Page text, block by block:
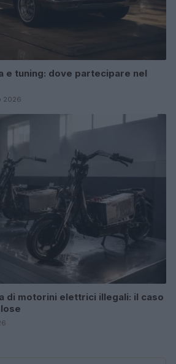
e tuning: dove partecipare nel
2026
di motorini elettrici illegali: il caso